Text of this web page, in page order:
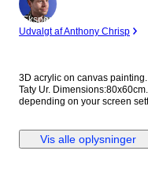
Ekspert
Udvalgt af Anthony Chrisp
3D acrylic on canvas painting. Title: “ Celestial Koi“ Painting by the painter
Taty Ur. Dimensions:80x60cm.. The colors may look a little bit different
Vis alle oplysninger